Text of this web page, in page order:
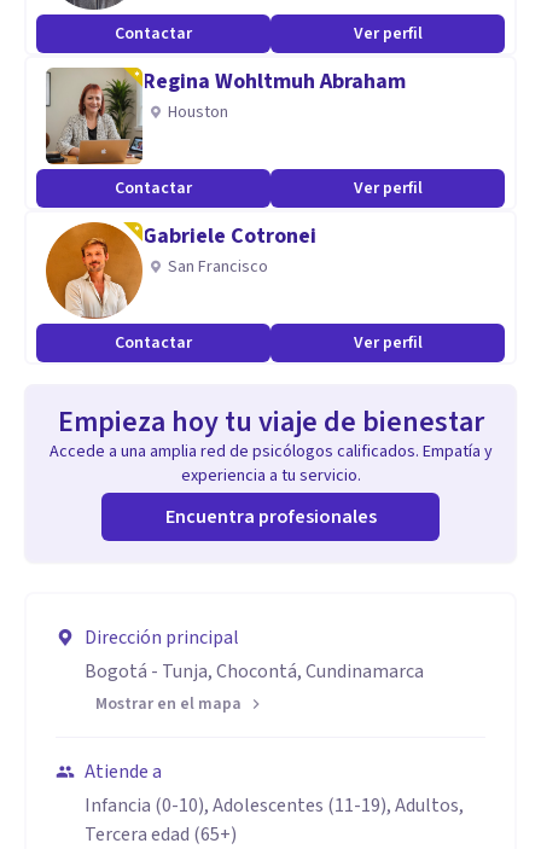
Contactar Ver perfil
Regina Wohltmuh Abraham
Houston
Contactar Ver perfil
Gabriele Cotronei
San Francisco
Contactar Ver perfil
Empieza hoy tu viaje de bienestar
Accede a una amplia red de psicólogos calificados. Empatía y
experiencia a tu servicio.
Encuentra profesionales
Dirección principal
Bogotá - Tunja, Chocontá, Cundinamarca
Mostrar en el mapa
Atiende a
Infancia (0-10), Adolescentes (11-19), Adultos,
Tercera edad (65+)